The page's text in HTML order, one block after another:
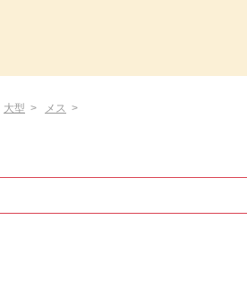
大型 メス